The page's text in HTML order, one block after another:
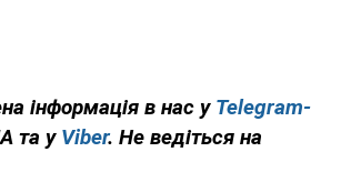
інформація в нас у Telegram-
та у Viber. Не ведіться на